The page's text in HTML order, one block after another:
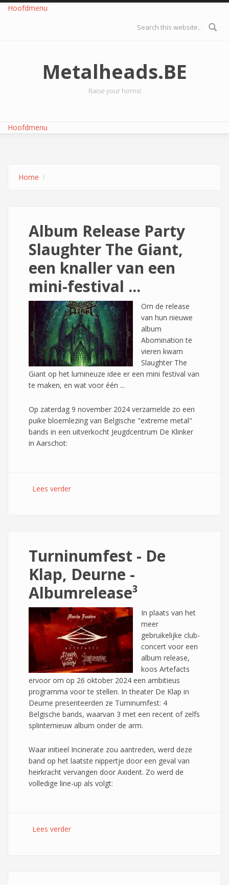
Overslaan en naar de inhoud gaan
Hoofdmenu
Zoekveld
Metalheads.BE
Raise your horns!
Hoofdmenu
Home
Album Release Party
Slaughter The Giant,
een knaller van een
mini-festival ...
Om de release
van hun nieuwe
album
Abomination te
vieren kwam
Slaughter The
Giant op het lumineuze idee er een mini festival van
te maken, en wat voor één ...
Op zaterdag 9 november 2024 verzamelde zo een
puike bloemlezing van Belgische "extreme metal"
bands in een uitverkocht Jeugdcentrum De Klinker
in Aarschot:
Lees verder
Turninumfest - De
Klap, Deurne -
Albumrelease³
In plaats van het
meer
gebruikelijke club-
concert voor een
album release,
koos Artefacts
ervoor om op 26 oktober 2024 een ambitieus
programma voor te stellen. In theater De Klap in
Deurne presenteerden ze Turninumfest: 4
Belgische bands, waarvan 3 met een recent of zelfs
splinternieuw album onder de arm.
Waar initieel Incinerate zou aantreden, werd deze
band op het laatste nippertje door een geval van
heirkracht vervangen door Axident. Zo werd de
volledige line-up als volgt:
Lees verder